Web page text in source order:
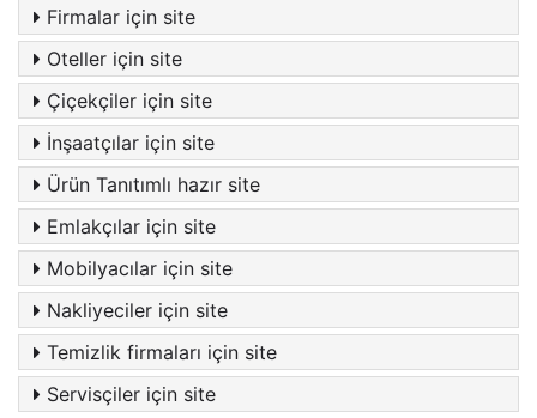
Firmalar için site
Oteller için site
Çiçekçiler için site
İnşaatçılar için site
Ürün Tanıtımlı hazır site
Emlakçılar için site
Mobilyacılar için site
Nakliyeciler için site
Temizlik firmaları için site
Servisçiler için site